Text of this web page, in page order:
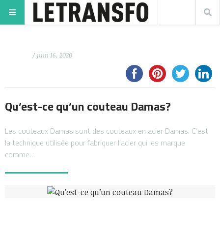
/ juin 16, 2020
Qu’est-ce qu’un couteau Damas?
Les couteaux Damas sont des couteaux en acier Damas. C’est
la technique utilisée pour fabriquer l’acier qui les marque
comme…